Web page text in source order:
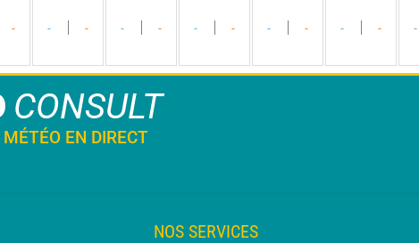
- - - - - - - - - - - -
CONSULT
MÉTÉO EN DIRECT
NOS SERVICES